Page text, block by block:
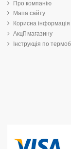
Про компанію
Мапа сайту
Корисна інформація
Акції магазину
Інструкція по